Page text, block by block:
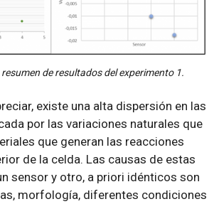
de resultados del experimento 1.
existe una alta dispersión en las
por las variaciones naturales que
que generan las reacciones
de la celda. Las causas de estas
sensor y otro, a priori idénticos son
morfología, diferentes condiciones